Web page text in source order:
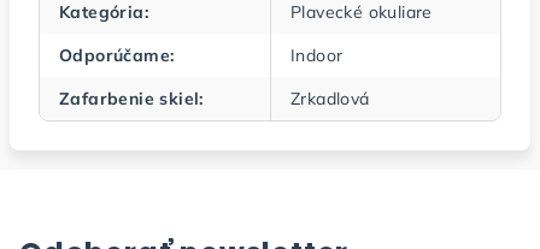
Kategória:
Plavecké okuliare
Odporúčame:
Indoor
Zafarbenie skiel: Zrkadlová